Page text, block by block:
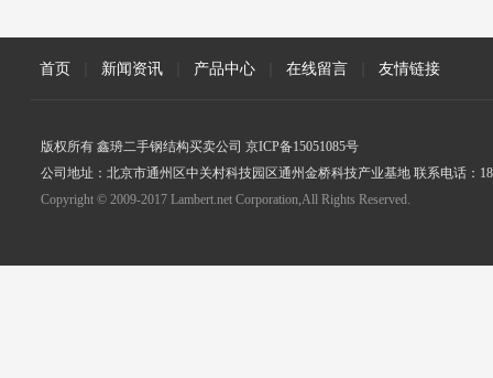
首页 新闻资讯 产品中心 在线留言 友情链接
版权所有 鑫珘二手钢结构买卖公司 京ICP备15051085号
公司地址：北京市通州区中关村科技园区通州金桥科技产业基地 联系电话：
Copyright © 2009-2017 Lambert.net Corporation,All Rights Reserved.